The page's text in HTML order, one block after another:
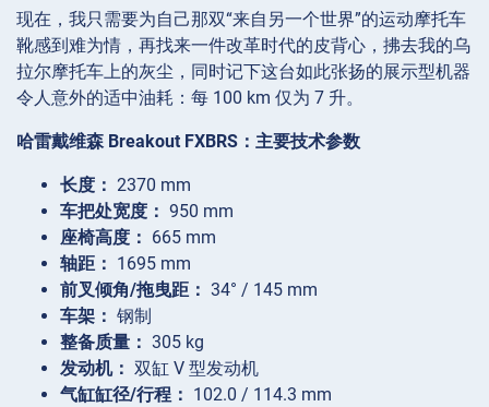
现在，我只需要为自己那双“来自另一个世界”的运动摩托车
靴感到难为情，再找来一件改革时代的皮背心，拂去我的乌
拉尔摩托车上的灰尘，同时记下这台如此张扬的展示型机器
令人意外的适中油耗：每 100 km 仅为 7 升。
哈雷戴维森 Breakout FXBRS：主要技术参数
长度： 2370 mm
车把处宽度： 950 mm
座椅高度： 665 mm
轴距： 1695 mm
前叉倾角/拖曳距： 34° / 145 mm
车架： 钢制
整备质量： 305 kg
发动机： 双缸 V 型发动机
气缸缸径/行程： 102.0 / 114.3 mm